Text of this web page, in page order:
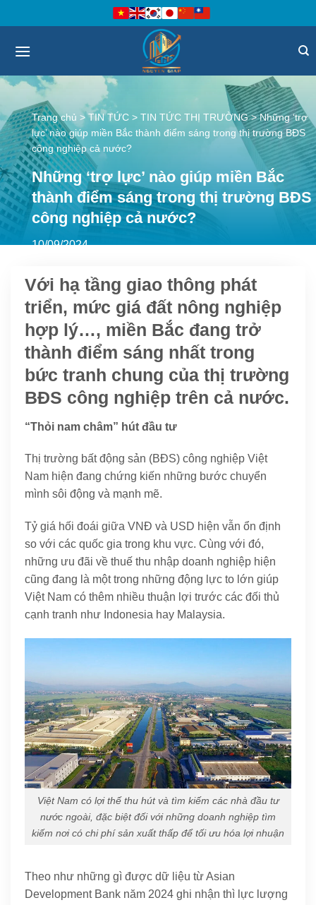
qua
Trang chủ >TIN TỨC > TIN TỨC THỊ TRƯỜNG >Những ‘trợ
lực’ nào giúp miền Bắc thành điểm sáng trong thị trường BĐS
công nghiệp cả nước?
Những ‘trợ lực’ nào giúp miền Bắc
thành điểm sáng trong thị trường BĐS
công nghiệp cả nước?
10/09/2024
Với hạ tầng giao thông phát
triển, mức giá đất nông nghiệp
hợp lý…, miền Bắc đang trở
thành điểm sáng nhất trong
bức tranh chung của thị trường
BĐS công nghiệp trên cả nước.
“Thỏi nam châm” hút đầu tư
Thị trường bất động sản (BĐS) công nghiệp Việt
Nam hiện đang chứng kiến những bước chuyển
mình sôi động và mạnh mẽ.
Tỷ giá hối đoái giữa VNĐ và USD hiện vẫn ổn định
so với các quốc gia trong khu vực. Cùng với đó,
những ưu đãi về thuế thu nhập doanh nghiệp hiện
cũng đang là một trong những động lực to lớn giúp
Việt Nam có thêm nhiều thuận lợi trước các đối thủ
cạnh tranh như Indonesia hay Malaysia.
Việt Nam có lợi thế thu hút và tìm kiếm các nhà đầu tư
nước ngoài, đặc biệt đối với những doanh nghiệp tìm
kiếm nơi có chi phí sản xuất thấp để tối ưu hóa lợi nhuận
Theo như những gì được dữ liệu từ Asian
Development Bank năm 2024 ghi nhận thì lực lượng